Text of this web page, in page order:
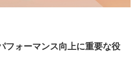
フォーマンス向上に重要な役